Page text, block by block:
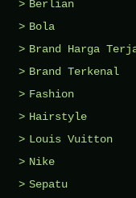
Berlian
Bola
Brand Harga
Brand Terkenal
Fashion
Hairstyle
Louis Vuitton
Nike
Sepatu